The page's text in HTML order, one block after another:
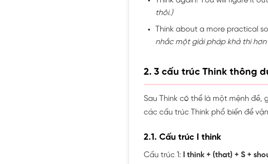
thôi.)
Think about a more practical
nhắc một giải pháp khả thi
2. 3 cấu trúc Think thông
Sau Think có thể là một mệnh đề,
các cấu trúc Think phổ biến để
2.1. Cấu trúc I think
Cấu trúc 1: I think + (that) + S +